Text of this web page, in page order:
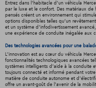
Entrez dans l'habitacle d'un véhicula
par le luxe et le confort. Des matériaux de
pensés créent un environnement qui
options disponibles telles qu'un
et un système d'infodivertissement
une expérience de conduite inégalée aux
Des technologies avancées pour une
L'innovation est au cœur du véhicula
fonctionnalités technologiques avancées
systèmes intelligents d'aide à la conduite
toujours connecté et informé pendant
matière de conduite autonome et
offre un avant-goût de l'avenir de la